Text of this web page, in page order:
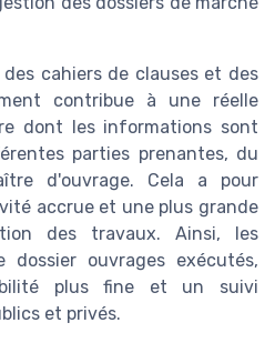
cahiers de clauses et des
contribue à une réelle
dont les informations sont
parties prenantes, du
d'ouvrage. Cela a pour
accrue et une plus grande
des travaux. Ainsi, les
ouvrages exécutés,
plus fine et un suivi
et privés.